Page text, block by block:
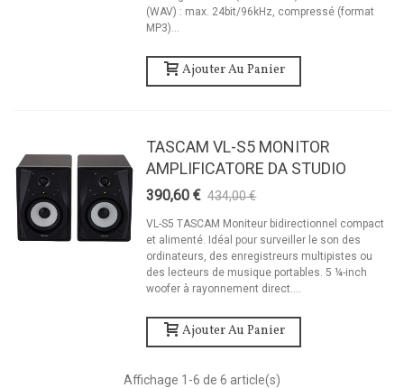
(WAV) : max. 24bit/96kHz, compressé (format
MP3)...
Ajouter Au Panier
TASCAM VL-S5 MONITOR
AMPLIFICATORE DA STUDIO
390,60 € 434,00 €
VL-S5 TASCAM Moniteur bidirectionnel compact
et alimenté. Idéal pour surveiller le son des
ordinateurs, des enregistreurs multipistes ou
des lecteurs de musique portables. 5 ¼-inch
woofer à rayonnement direct....
Ajouter Au Panier
Affichage 1 -6 de 6 article(s)